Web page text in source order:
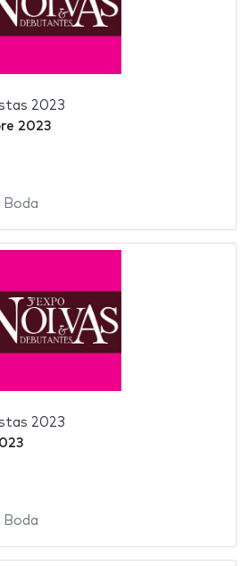
2023
2023
Boda
2023
Boda